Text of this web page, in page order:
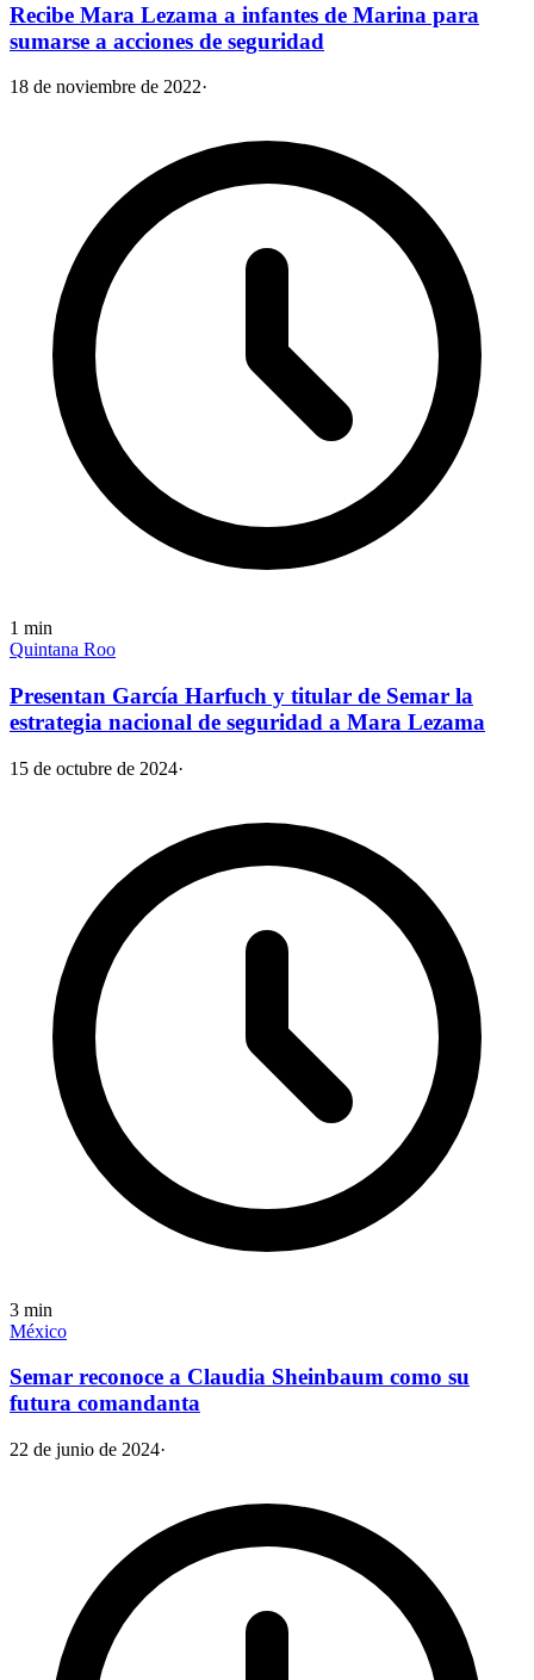
Recibe Mara Lezama a infantes de Marina para
sumarse a acciones de seguridad
18 de noviembre de 2022·
1 min
Quintana Roo
Presentan García Harfuch y titular de Semar la
estrategia nacional de seguridad a Mara Lezama
15 de octubre de 2024·
3 min
México
Semar reconoce a Claudia Sheinbaum como su
futura comandanta
22 de junio de 2024·